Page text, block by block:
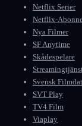
Netflix Serier
Netflix-
Nya Filmer
SF Anytime
Skådespelare
Svensk
SVT Play
TV4 Film
Viaplay